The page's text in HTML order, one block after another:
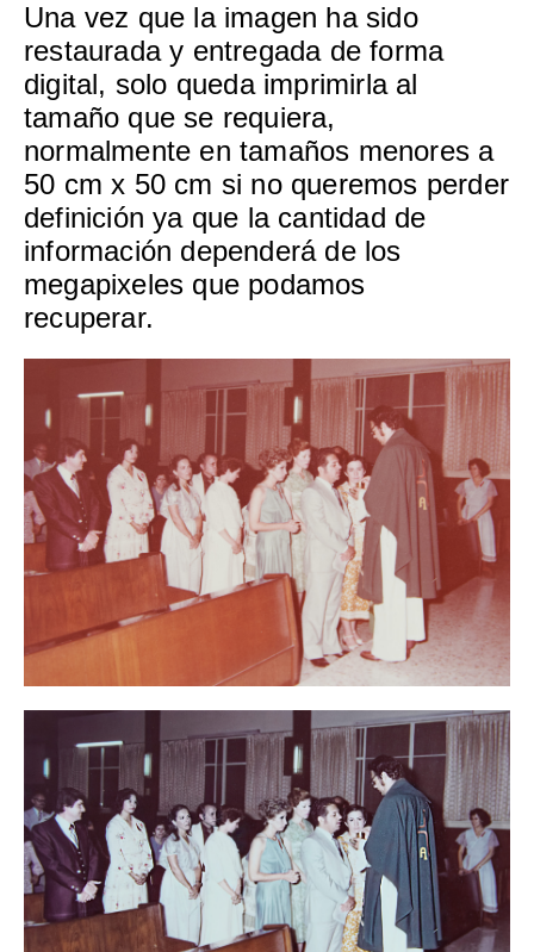
Una vez que la imagen ha sido
restaurada y entregada de forma
digital, solo queda imprimirla al
tamaño que se requiera,
normalmente en tamaños menores a
50 cm x 50 cm si no queremos perder
definición ya que la cantidad de
información dependerá de los
megapixeles que podamos
recuperar.